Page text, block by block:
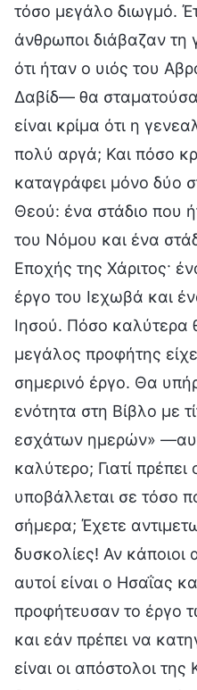
τόσο μεγάλο διωγμό.
άνθρωποι διάβαζαν τη
ότι ήταν ο υιός του
Δαβίδ— θα
είναι κρίμα ότι η
πολύ αργά; Και πόσο
καταγράφει μόνο δύο
Θεού: ένα στάδιο που
του Νόμου και ένα
Εποχής της Χάριτος·
έργο του Ιεχωβά και
Ιησού. Πόσο καλύτερα
μεγάλος προφήτης
σημερινό έργο. Θα
ενότητα στη Βίβλο με
εσχάτων ημερών»
καλύτερο; Γιατί
υποβάλλεται σε τόσο
σήμερα; Έχετε
δυσκολίες! Αν κάποιοι
αυτοί είναι ο Ησαΐας
προφήτευσαν το έργο
και εάν πρέπει να
είναι οι απόστολοι